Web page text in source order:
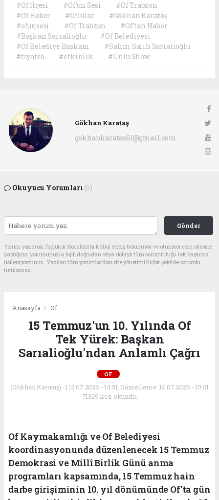
#Of İlçesi #Of'un Sesi
#Of Trabzon
#Of Haber
#Oflular
#Gökhan Karataş
#ofunsesi
#Of Trabzon
#Of'tan Haber
#Başkan Sarıalioğlu
#Of Belediyesi
#Of Belediye Başkanı
#Salim Salih Sarıalioğlu
#tiyatro
#etkinlik #Ünlü Show
Gökhan Karataş
gokhankaratas61@gmail.com
Okuyucu Yorumları (0)
Gönder
Yorum yazarak Topluluk Kuralları’nı kabul etmiş bulunuyor ve ofunsesi.com sitesine
yaptığınız yorumunuzla ilgili doğrudan veya dolaylı tüm sorumluluğu tek başınıza
üstleniyorsunuz. Yazılan tüm yorumlardan site yönetimi hiçbir şekilde sorumlu
tutulamaz.
Anasayfa Of
15 Temmuz'un 10. Yılında Of
Tek Yürek: Başkan
Sarıalioğlu'ndan Anlamlı Çağrı
OF
(Gökhan Karataş) - | 13.07.2026 - 14:51, Güncelleme: 14.07.2026 - 10:01
71329 kez okundu.
Of Kaymakamlığı ve Of Belediyesi
koordinasyonunda düzenlenecek 15 Temmuz
Demokrasi ve Millî Birlik Günü anma
programları kapsamında, 15 Temmuz hain
darbe girişiminin 10. yıl dönümünde Of'ta gün